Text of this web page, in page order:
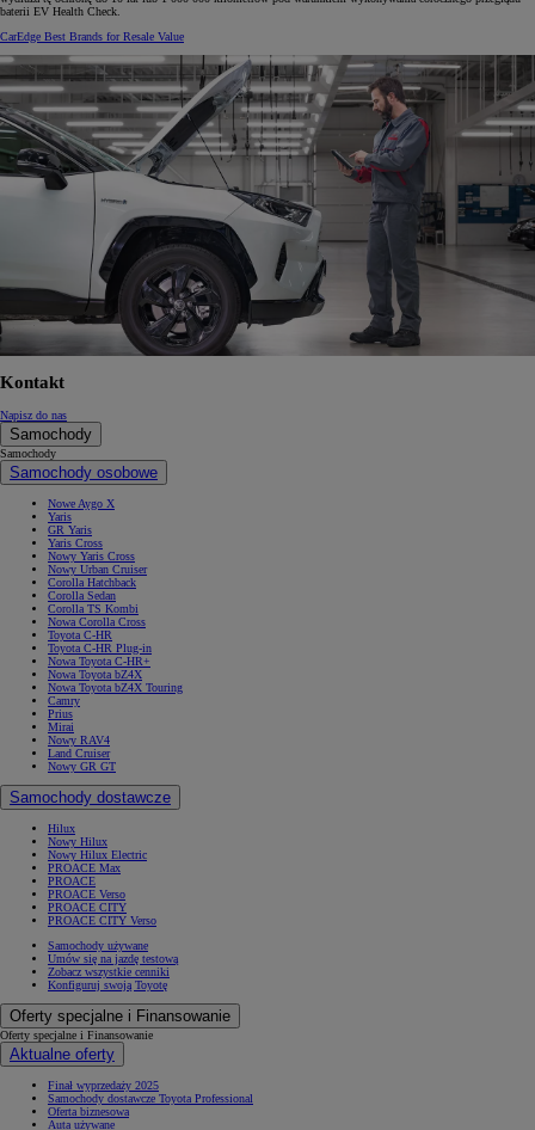
baterii EV Health Check.
CarEdge Best Brands for Resale Value
Kontakt
Napisz do nas
Samochody
Samochody
Samochody osobowe
Nowe Aygo X
Yaris
GR Yaris
Yaris Cross
Nowy Yaris Cross
Nowy Urban Cruiser
Corolla Hatchback
Corolla Sedan
Corolla TS Kombi
Nowa Corolla Cross
Toyota C-HR
Toyota C-HR Plug-in
Nowa Toyota C-HR+
Nowa Toyota bZ4X
Nowa Toyota bZ4X Touring
Camry
Prius
Mirai
Nowy RAV4
Land Cruiser
Nowy GR GT
Samochody dostawcze
Hilux
Nowy Hilux
Nowy Hilux Electric
PROACE Max
PROACE
PROACE Verso
PROACE CITY
PROACE CITY Verso
Samochody używane
Umów się na jazdę testową
Zobacz wszystkie cenniki
Konfiguruj swoją Toyotę
Oferty specjalne i Finansowanie
Oferty specjalne i Finansowanie
Aktualne oferty
Finał wyprzedaży 2025
Samochody dostawcze Toyota Professional
Oferta biznesowa
Auta używane